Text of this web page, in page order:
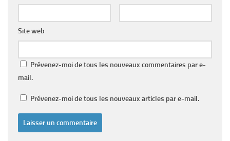
Site web
Prévenez-moi de tous les nouveaux commentaires par e-
mail.
Prévenez-moi de tous les nouveaux articles par e-mail.